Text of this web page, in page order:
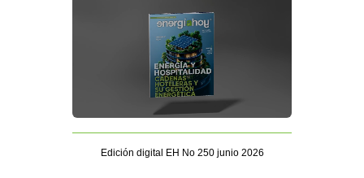
Edición digital EH No 250 junio 2026